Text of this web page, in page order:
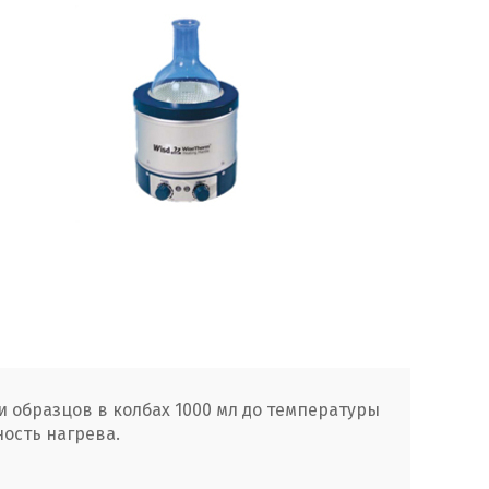
в колбах 1000 мл до температуры
нагрева.